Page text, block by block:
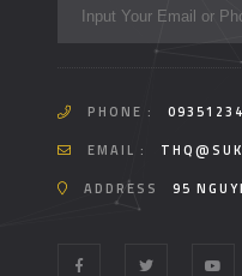
PHONE :
EMAIL :
ADDRESS
95